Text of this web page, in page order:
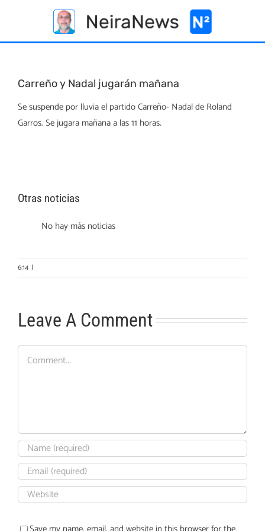
content
Carreño y Nadal jugarán mañana
Se suspende por lluvia el partido Carreño- Nadal de Roland
Garros. Se jugara mañana a las 11 horas.
Otras noticias
No hay más noticias
6:14 |
Leave A Comment
Comment